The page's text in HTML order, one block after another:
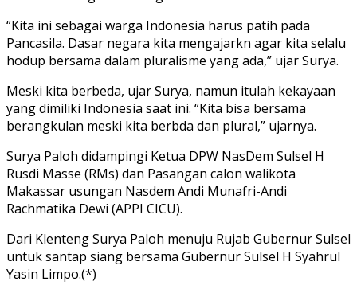
“Kita ini sebagai warga Indonesia harus patih pada
Pancasila. Dasar negara kita mengajarkn agar kita selalu
hodup bersama dalam pluralisme yang ada,” ujar Surya.
Meski kita berbeda, ujar Surya, namun itulah kekayaan
yang dimiliki Indonesia saat ini. “Kita bisa bersama
berangkulan meski kita berbda dan plural,” ujarnya.
Surya Paloh didampingi Ketua DPW NasDem Sulsel H
Rusdi Masse (RMs) dan Pasangan calon walikota
Makassar usungan Nasdem Andi Munafri-Andi
Rachmatika Dewi (APPI CICU).
Dari Klenteng Surya Paloh menuju Rujab Gubernur Sulsel
untuk santap siang bersama Gubernur Sulsel H Syahrul
Yasin Limpo.(*)